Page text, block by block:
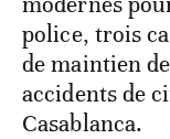
police, trois
de maintien
accidents de
Casablanca.